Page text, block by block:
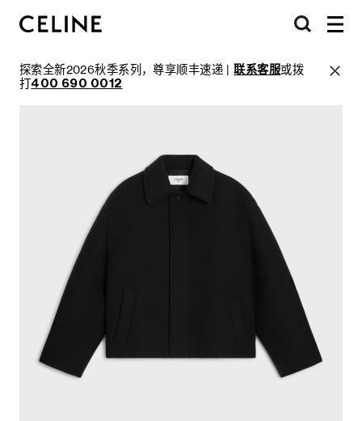
探索全新2026秋季系列，尊享顺丰速递 |联系客服或拨
打400 690 0012